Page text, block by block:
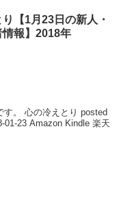
【1月23日の新人・
情報】2018年
す。 心の冷えとり posted
01-23 Amazon Kindle 楽天